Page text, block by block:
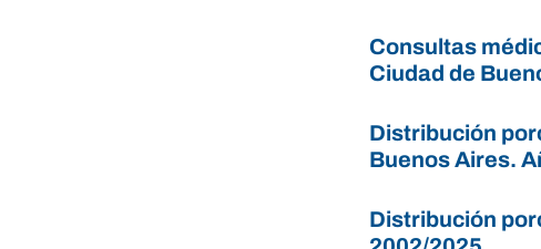
Consultas
Ciudad de
Distribución
Buenos Aires.
Distribución